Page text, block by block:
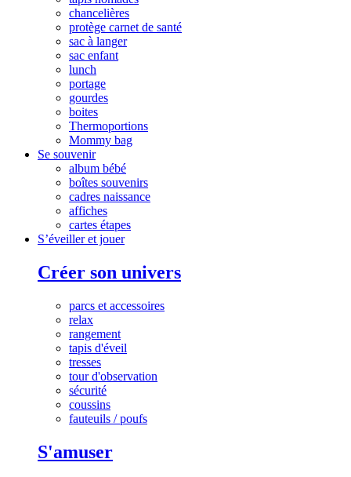
chancelières
protège carnet de santé
sac à langer
sac enfant
lunch
portage
gourdes
boites
Thermoportions
Mommy bag
Se souvenir
album bébé
boîtes souvenirs
cadres naissance
affiches
cartes étapes
S’éveiller et jouer
Créer son univers
parcs et accessoires
relax
rangement
tapis d'éveil
tresses
tour d'observation
sécurité
coussins
fauteuils / poufs
S'amuser